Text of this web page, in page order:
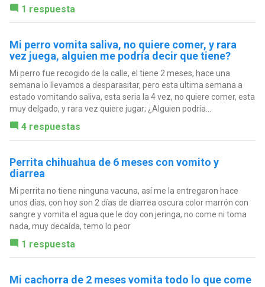
1 respuesta
Mi perro vomita saliva, no quiere comer, y rara
vez juega, alguien me podría decir que tiene?
Mi perro fue recogido de la calle, el tiene 2 meses, hace una
semana lo llevamos a desparasitar, pero esta ultima semana a
estado vomitando saliva, esta seria la 4 vez, no quiere comer, esta
muy delgado, y rara vez quiere jugar; ¿Alguien podría...
4 respuestas
Perrita chihuahua de 6 meses con vomito y
diarrea
Mi perrita no tiene ninguna vacuna, así me la entregaron hace
unos días, con hoy son 2 días de diarrea oscura color marrón con
sangre y vomita el agua que le doy con jeringa, no come ni toma
nada, muy decaída, temo lo peor
1 respuesta
Mi cachorra de 2 meses vomita todo lo que come